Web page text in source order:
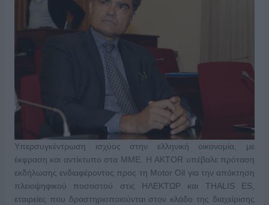
Υπερσυγκέντρωση ισχύος στην ελληνική οικονομία, με
έκφραση και αντίκτυπο στα ΜΜΕ. Η AKTOR υπέβαλε πρόταση
εκδήλωσης ενδιαφέροντος προς τη Motor Oil για την απόκτηση
πλειοψηφικού ποσοστού στις ΗΛΕΚΤΩΡ και THALIS ES,
εταιρείες που δραστηριοποιούνται στον κλάδο της διαχείρισης